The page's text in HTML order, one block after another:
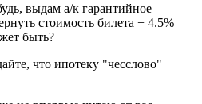
выдам а/к гарантийное
стоимость билета + 4.5%
быть?
что ипотеку "чесслово"